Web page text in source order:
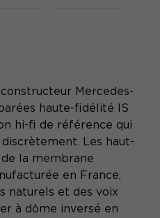
Mercedes-
haute-fidélité IS
hi-fi de référence qui
Les haut-
la membrane
en France,
naturels et des voix
à dôme inversé en